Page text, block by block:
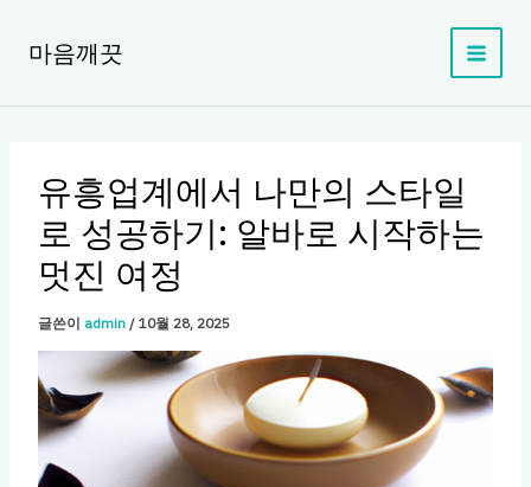
건
마음깨끗
유흥업계에서 나만의 스타일
로 성공하기: 알바로 시작하는
멋진 여정
글쓴이 admin / 10월 28, 2025